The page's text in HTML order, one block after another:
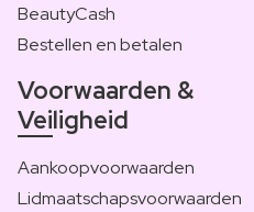
BeautyCash
Bestellen en betalen
Voorwaarden &
Veiligheid
Aankoopvoorwaarden
Lidmaatschapsvoorwaarden